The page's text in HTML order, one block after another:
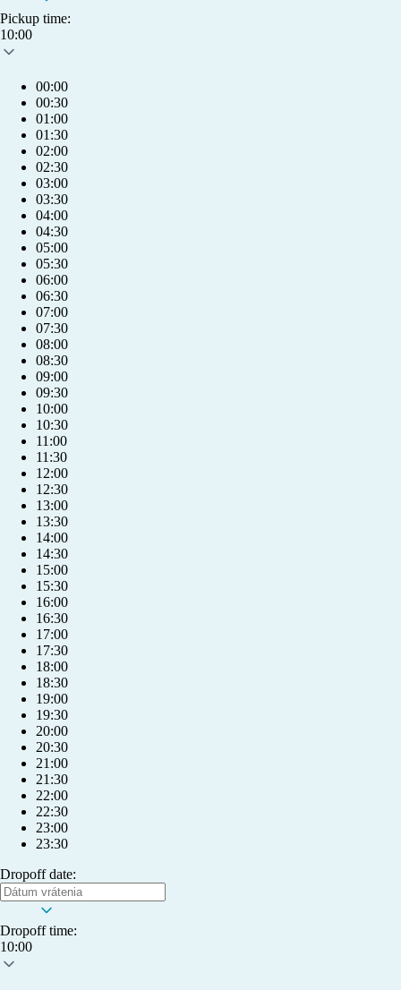
info@humlet.com
+421 904 039 039
Pickup time:
10:00
00:00
00:30
01:00
01:30
02:00
02:30
03:00
03:30
04:00
04:30
05:00
05:30
06:00
06:30
07:00
07:30
08:00
08:30
09:00
09:30
10:00
10:30
11:00
11:30
12:00
12:30
13:00
13:30
14:00
14:30
15:00
15:30
16:00
16:30
17:00
17:30
18:00
18:30
19:00
19:30
20:00
20:30
21:00
21:30
22:00
22:30
23:00
23:30
Dropoff date:
Dropoff time:
10:00